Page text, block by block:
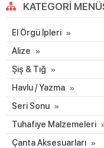
KATEGORI
El Örgü İpleri
Alize
Şiş & Tığ
Havlu / Yazma
Seri Sonu
Tuhafiye Malzemeleri
Çanta Aksesuarları